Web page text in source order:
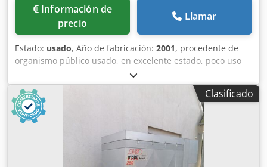
Información de
precio
Llamar
Estado: usado, Año de fabricación: 2001, procedente de
organismo público usado, en excelente estado, poco uso
Marca: AL-KO Modelo: Mobil Jet 100 Año de fabricación:
2001 Nº de serie: 2433306444 Unidad de aire limpio /
depresión Probado contra polvo GS Homologado CE Motor:
1,5 kW Diámetro de conexión: 100 mm Presión: 1572 Pa
Dcjdpfeyclxvox Al Ssk Caudal de aire: 770 m³/h 1 depósito
de recogida de 50 cm Limpieza del filtro manual Control de
presión del filtro Precio nuevo aprox. 3.600,00 EUR Espacio
necesario aprox. 1200 x 1700 x 2000 mm Peso aprox. 120
Clasificado